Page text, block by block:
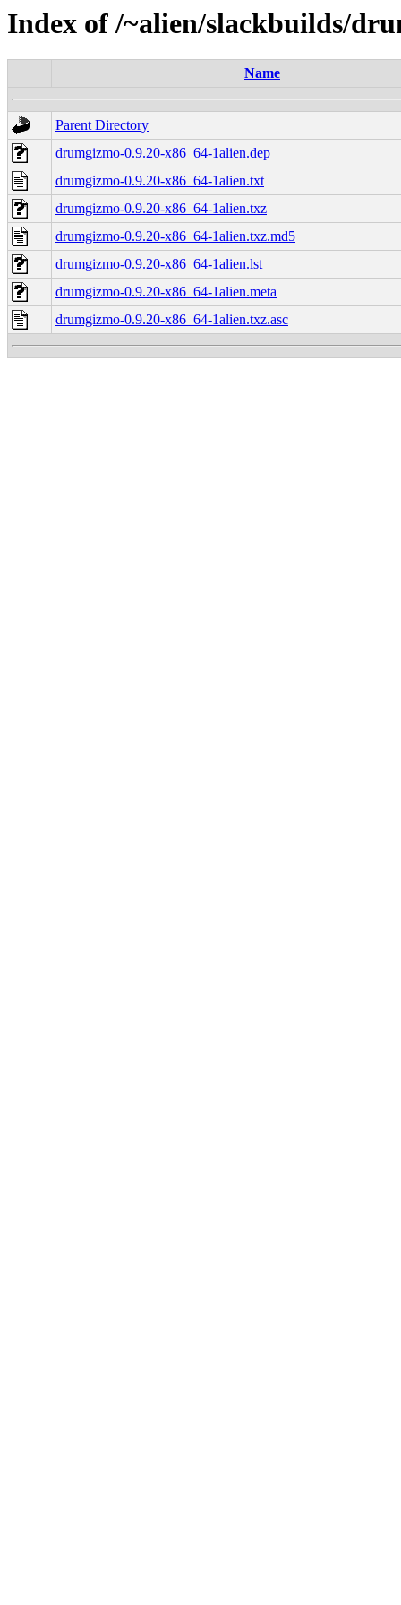
Index of /~alien/slackbuilds/
Name
Parent Directory
drumgizmo-0.9.20-x86_64-1alien.dep
drumgizmo-0.9.20-x86_64-1alien.txt
drumgizmo-0.9.20-x86_64-1alien.txz
drumgizmo-0.9.20-x86_64-1alien.txz.md5
drumgizmo-0.9.20-x86_64-1alien.lst
drumgizmo-0.9.20-x86_64-1alien.meta
drumgizmo-0.9.20-x86_64-1alien.txz.asc